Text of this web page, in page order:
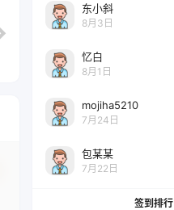
东小斜
8月3日
忆白
8月1日
mojiha5210
7月24日
包某某
7月22日
签到排行